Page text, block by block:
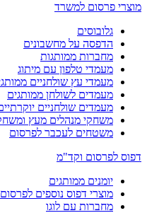
מוצרי פרסום למשרד
גלובוסים
הדפסה על מחשבונים
מחברות ממותגות
מעמדי טלפון עם מיתוג
מעמדי עץ שולחניים
מעמדים לשולחן ממותגים
מעמדים שולחניים
משחקי מנהלים מעץ
משטחים לעכבר לפרסום
דפוס לפרסום וקד"מ
יומנים ממותגים
מוצרי דפוס נוספים לפרסום
מחברות עם לוגו